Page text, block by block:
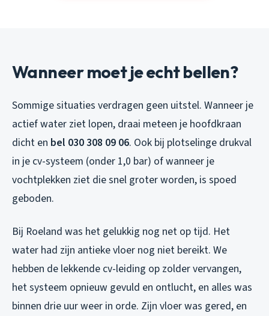
Wanneer moet je echt bellen?
Sommige situaties verdragen geen uitstel. Wanneer je
actief water ziet lopen, draai meteen je hoofdkraan
dicht en bel 030 308 09 06. Ook bij plotselinge drukval
in je cv-systeem (onder 1,0 bar) of wanneer je
vochtplekken ziet die snel groter worden, is spoed
geboden.
Bij Roeland was het gelukkig nog net op tijd. Het
water had zijn antieke vloer nog niet bereikt. We
hebben de lekkende cv-leiding op zolder vervangen,
het systeem opnieuw gevuld en ontlucht, en alles was
binnen drie uur weer in orde. Zijn vloer was gered, en